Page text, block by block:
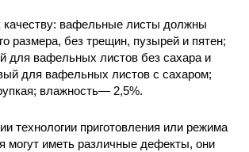
качеству: вафельные листы должны
размера, без трещин, пузырей и пятен;
для вафельных листов без сахара и
для вафельных листов с сахаром;
влажность— 2,5%.
технологии приготовления или режима
могут иметь различные дефекты, они